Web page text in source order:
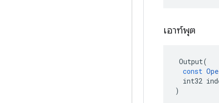
เอาท์พุต
Output(
const
int32
)